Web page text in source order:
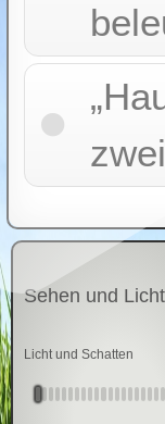
Sehen und Licht
Licht und Schatten